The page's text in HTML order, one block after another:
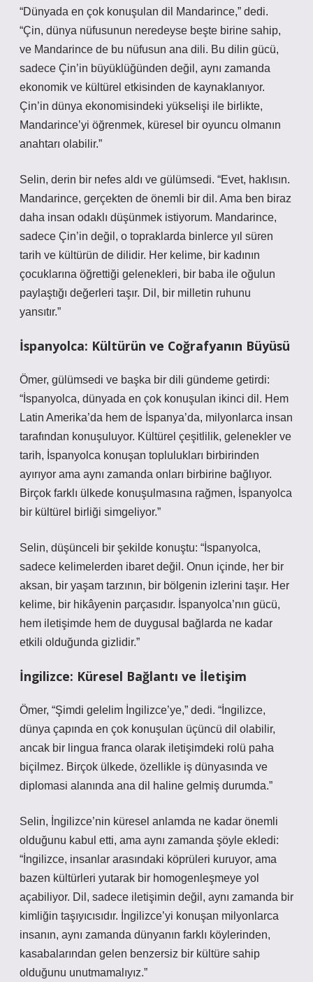
“Dünyada en çok konuşulan dil Mandarince,” dedi.
“Çin, dünya nüfusunun neredeyse beşte birine sahip,
ve Mandarince de bu nüfusun ana dili. Bu dilin gücü,
sadece Çin’in büyüklüğünden değil, aynı zamanda
ekonomik ve kültürel etkisinden de kaynaklanıyor.
Çin’in dünya ekonomisindeki yükselişi ile birlikte,
Mandarince’yi öğrenmek, küresel bir oyuncu olmanın
anahtarı olabilir.”
Selin, derin bir nefes aldı ve gülümsedi. “Evet, haklısın.
Mandarince, gerçekten de önemli bir dil. Ama ben biraz
daha insan odaklı düşünmek istiyorum. Mandarince,
sadece Çin’in değil, o topraklarda binlerce yıl süren
tarih ve kültürün de dilidir. Her kelime, bir kadının
çocuklarına öğrettiği gelenekleri, bir baba ile oğulun
paylaştığı değerleri taşır. Dil, bir milletin ruhunu
yansıtır.”
İspanyolca: Kültürün ve Coğrafyanın Büyüsü
Ömer, gülümsedi ve başka bir dili gündeme getirdi:
“İspanyolca, dünyada en çok konuşulan ikinci dil. Hem
Latin Amerika’da hem de İspanya’da, milyonlarca insan
tarafından konuşuluyor. Kültürel çeşitlilik, gelenekler ve
tarih, İspanyolca konuşan toplulukları birbirinden
ayırıyor ama aynı zamanda onları birbirine bağlıyor.
Birçok farklı ülkede konuşulmasına rağmen, İspanyolca
bir kültürel birliği simgeliyor.”
Selin, düşünceli bir şekilde konuştu: “İspanyolca,
sadece kelimelerden ibaret değil. Onun içinde, her bir
aksan, bir yaşam tarzının, bir bölgenin izlerini taşır. Her
kelime, bir hikâyenin parçasıdır. İspanyolca’nın gücü,
hem iletişimde hem de duygusal bağlarda ne kadar
etkili olduğunda gizlidir.”
İngilizce: Küresel Bağlantı ve İletişim
Ömer, “Şimdi gelelim İngilizce’ye,” dedi. “İngilizce,
dünya çapında en çok konuşulan üçüncü dil olabilir,
ancak bir lingua franca olarak iletişimdeki rolü paha
biçilmez. Birçok ülkede, özellikle iş dünyasında ve
diplomasi alanında ana dil haline gelmiş durumda.”
Selin, İngilizce’nin küresel anlamda ne kadar önemli
olduğunu kabul etti, ama aynı zamanda şöyle ekledi:
“İngilizce, insanlar arasındaki köprüleri kuruyor, ama
bazen kültürleri yutarak bir homogenleşmeye yol
açabiliyor. Dil, sadece iletişimin değil, aynı zamanda bir
kimliğin taşıyıcısıdır. İngilizce’yi konuşan milyonlarca
insanın, aynı zamanda dünyanın farklı köylerinden,
kasabalarından gelen benzersiz bir kültüre sahip
olduğunu unutmamalıyız.”